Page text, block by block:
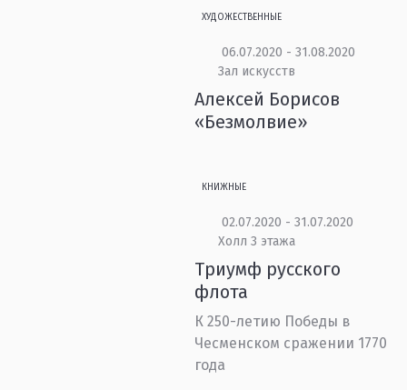
ХУДОЖЕСТВЕННЫЕ
06.07.2020 - 31.08.2020
Зал искусств
Алексей Борисов
«Безмолвие»
КНИЖНЫЕ
02.07.2020 - 31.07.2020
Холл 3 этажа
Триумф русского
флота
К 250-летию Победы в
Чесменском сражении 1770
года